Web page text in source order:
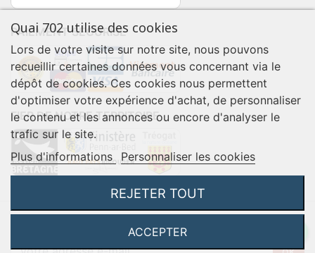
PAIEMENT SÉCURISÉ
FIER DE NOTRE TERRITOIRE
-10% POUR VOTRE PREMIÈRE COMMANDE* !
Quai 702 utilise des cookies
Lors de votre visite sur notre site, nous pouvons
recueillir certaines données vous concernant via le
dépôt de cookies. Ces cookies nous permettent
d'optimiser votre expérience d'achat, de personnaliser
le contenu et les annonces ou encore d'analyser le
trafic sur le site.
Plus d'informations
Personnaliser les cookies
REJETER TOUT
ACCEPTER